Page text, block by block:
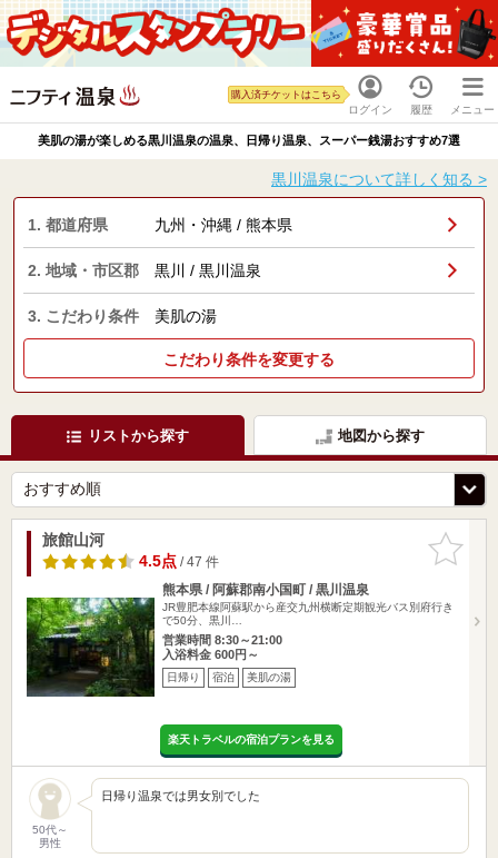
ログイン
購入済チケットはこちら
履歴 メニュー
美肌の湯が楽しめる黒川温泉の温泉、日帰り温泉、スーパー銭湯おすすめ7選
黒川温泉について詳しく知る >
1. 都道府県 九州・沖縄 / 熊本県
2. 地域・市区郡 黒川 / 黒川温泉
3. こだわり条件 美肌の湯
こだわり条件を変更する
リストから探す 地図から探す
お気に入
りに追加
旅館山河
4.5点/ 47 件
熊本県 / 阿蘇郡南小国町 / 黒川温泉
JR豊肥本線阿蘇駅から産交九州横断定期観光バス別府行き
で50分、黒川…
営業時間 8:30～21:00
入浴料金 600円～
日帰り 宿泊 美肌の湯
楽天トラベルの宿泊プランを見る
50代～
男性
日帰り温泉では男女別でした